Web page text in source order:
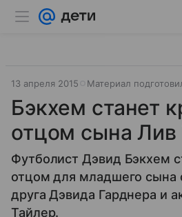
13 апреля 2015 Материал
Бэкхем станет
отцом сына Лив
Футболист Дэвид Бэкхем
отцом для младшего сына
друга Дэвида Гарднера и
Тайлер.